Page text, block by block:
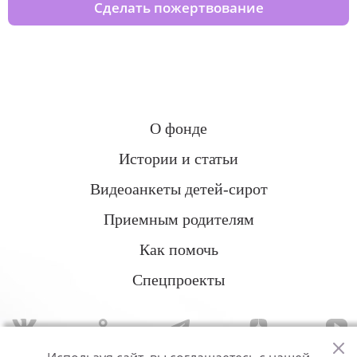
Сделать пожертвование
О фонде
Истории и статьи
Видеоанкеты детей-сирот
Приемным родителям
Как помочь
Спецпроекты